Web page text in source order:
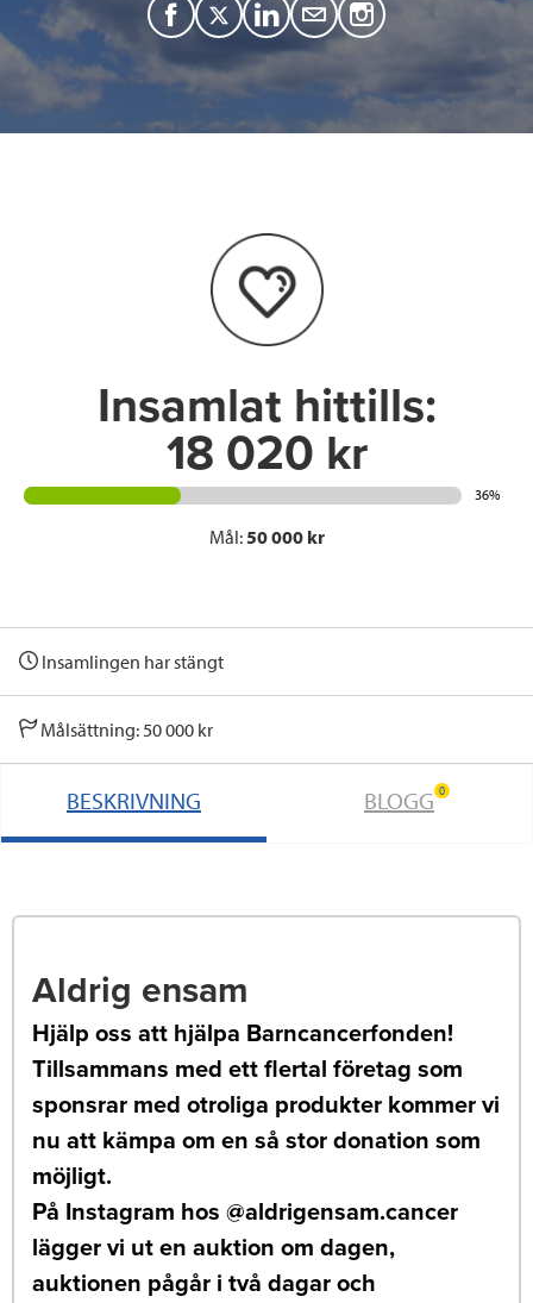
F
a
T
w
e
L
I
n
M
Insamlat hittills:
18 020 kr
36%
Mål:50 000 kr
Insamlingen har stängt
Målsättning: 50 000 kr
BESKRIVNING BLOGG 0
Aldrig ensam
Hjälp oss att hjälpa Barncancerfonden!
Tillsammans med ett flertal företag som
sponsrar med otroliga produkter kommer vi
nu att kämpa om en så stor donation som
möjligt.
På Instagram hos @aldrigensam.cancer
lägger vi ut en auktion om dagen,
auktionen pågår i två dagar och